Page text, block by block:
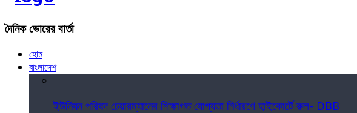
দৈনিক ভোরের বার্তা
হোম
বাংলাদেশ
ইউনিয়ন পরিষদ চেয়ারম্যানের শিক্ষাগত যোগ্যতা নির্ধারণে হাইকোর্টে রুল- DBB